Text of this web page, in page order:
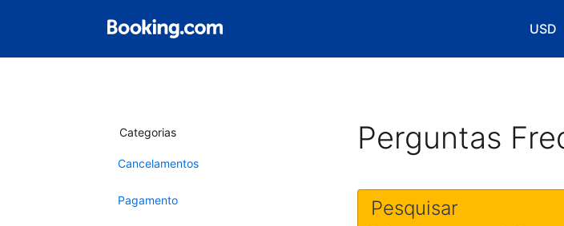
USD
Categorias
Cancelamentos
Pagamento
Perguntas
Pesquisar